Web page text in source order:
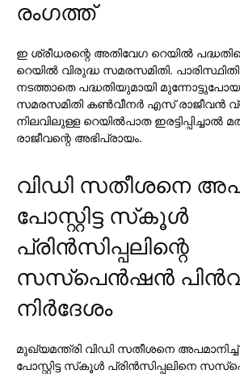
രംഗത്ത്
ഇ ശ്രീധരന്റെ അതിവേഗ റെയില്‍
റെയില്‍ വിരുദ്ധ സമരസമിതി.
നടത്താതെ പദ്ധതിയുമായി
സമരസമിതി കണ്‍വീനര്‍ എസ് രാജീവന്‍
നിലവിലുള്ള റെയില്‍പാത ഇരട്ടിപ്പിച്ചാല്‍
രാജീവന്റെ അഭിപ്രായം.
വിഡി സതീശനെ
പോസ്റ്റിട്ട സ്‌കൂള്‍
പ്രിന്‍സിപ്പലിന്റെ
സസ്പെന്‍ഷന്‍
നിര്‍ദേശം
മുഖ്യമന്ത്രി വിഡി സതീശനെ
പോസ്റ്റിട്ട സ്‌കൂള്‍ പ്രിന്‍സിപ്പലിനെ